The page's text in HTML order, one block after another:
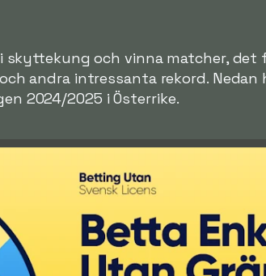
skyttekung och vinna matcher,
andra intressanta rekord.
2024/2025 i Österrike.